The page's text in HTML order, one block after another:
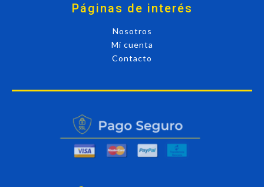
Páginas de interés
Nosotros
Mi cuenta
Contacto